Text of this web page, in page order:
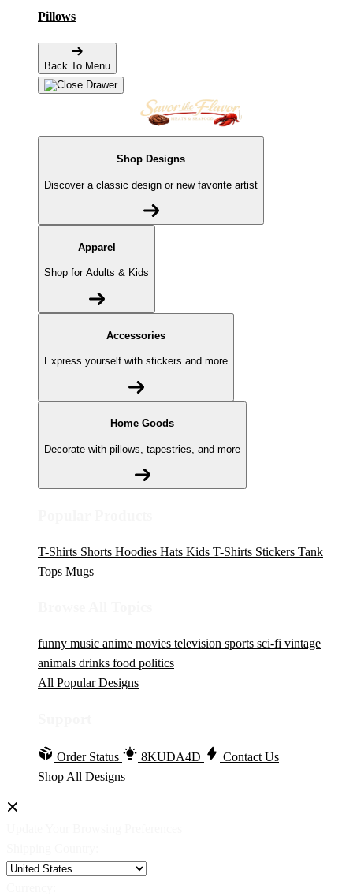
Pillows
Back To Menu
Shop Designs
Discover a classic design or new favorite artist
Apparel
Shop for Adults & Kids
Accessories
Express yourself with stickers and more
Home Goods
Decorate with pillows, tapestries, and more
T-Shirts Shorts Hoodies Hats Kids T-Shirts Stickers Tank
Tops Mugs
funny music anime movies television sports sci-fi vintage
animals drinks food politics
All Popular Designs
Order Status 8KUDA4D
Contact Us
Shop All Designs